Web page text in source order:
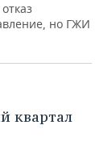
но ГЖИ
квартал